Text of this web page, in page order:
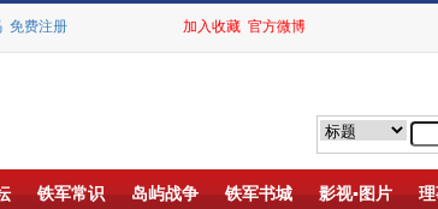
免费注册 加入收藏 官方微博
铁军常识 岛屿战争 铁军书城 影视▪图片 理